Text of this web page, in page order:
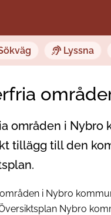
Lyssna
områden i Nybro
tillägg till den
i Nybro
Nybro